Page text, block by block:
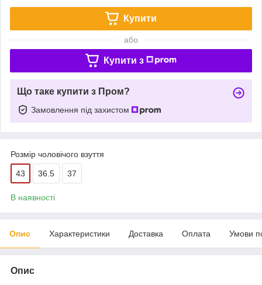
Купити
або
Купити з
Що таке купити з Пром?
Замовлення під захистом
Розмір чоловічого взуття
43 36.5 37
В наявності
Опис Характеристики Доставка Оплата Умови
Опис